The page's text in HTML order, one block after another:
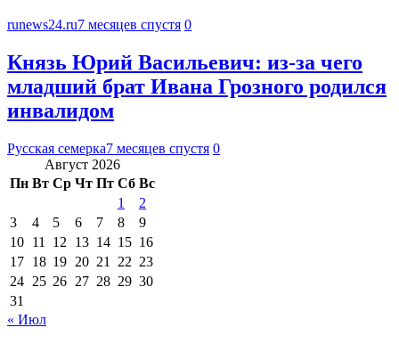
runews24.ru7 месяцев спустя 0
Князь Юрий Васильевич: из-за чего
младший брат Ивана Грозного родился
инвалидом
Русская семерка7 месяцев спустя 0
Август 2026
Пн Вт Ср Чт Пт Сб Вс
1
2
3
4 5 6 7 8
9
10 11 12 13 14 15 16
17 18 19 20 21 22 23
24 25 26 27 28 29 30
31
« Июл